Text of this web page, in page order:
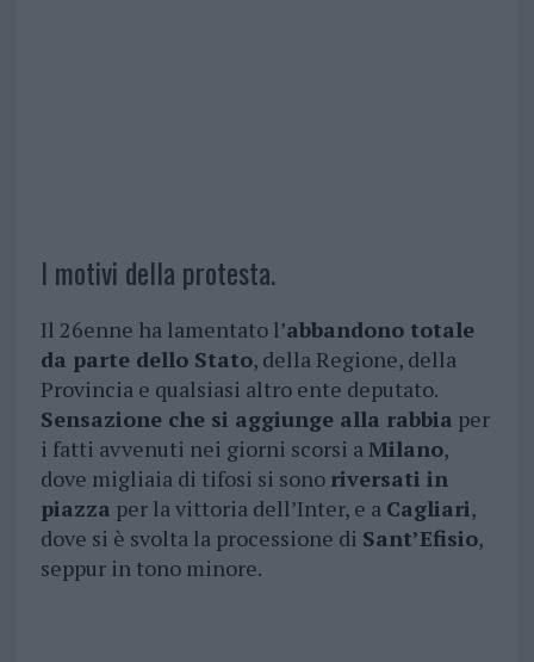
I motivi della protesta.
Il 26enne ha lamentato l’abbandono totale
da parte dello Stato, della Regione, della
Provincia e qualsiasi altro ente deputato.
Sensazione che si aggiunge alla rabbia per
i fatti avvenuti nei giorni scorsi aMilano,
dove migliaia di tifosi si sono riversati in
piazza per la vittoria dell’Inter, e a Cagliari,
dove si è svolta la processione di Sant’Efisio,
seppur in tono minore.